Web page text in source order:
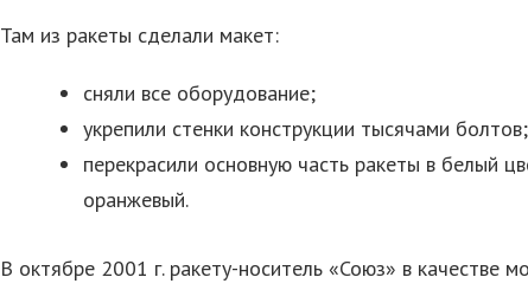
Там из ракеты сделали макет:
сняли все оборудование;
укрепили стенки конструкции тысячами болтов;
перекрасили основную часть ракеты в белый
оранжевый.
В октябре 2001 г. ракету-носитель «Союз» в качестве